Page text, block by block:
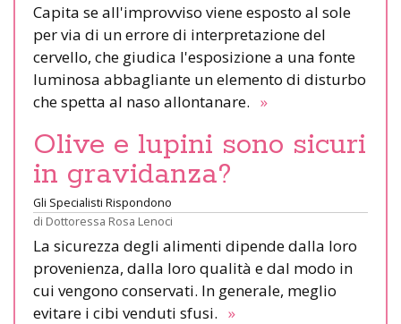
Capita se all'improvviso viene esposto al sole
per via di un errore di interpretazione del
cervello, che giudica l'esposizione a una fonte
luminosa abbagliante un elemento di disturbo
che spetta al naso allontanare. »
Olive e lupini sono sicuri
in gravidanza?
Gli Specialisti Rispondono
di Dottoressa Rosa Lenoci
La sicurezza degli alimenti dipende dalla loro
provenienza, dalla loro qualità e dal modo in
cui vengono conservati. In generale, meglio
evitare i cibi venduti sfusi. »